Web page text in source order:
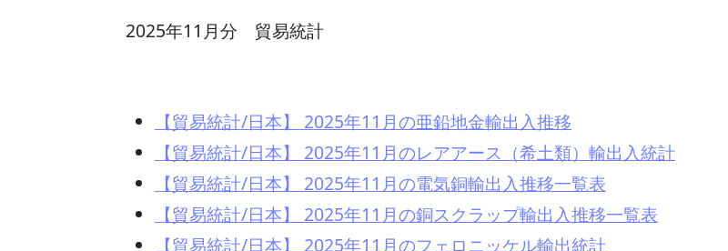
2025年11月分 貿易統計
【貿易統計/日本】 2025年11月の亜鉛地金輸出入推移
【貿易統計/日本】 2025年11月のレアアース（希土類）輸出入統計
【貿易統計/日本】 2025年11月の電気銅輸出入推移一覧表
【貿易統計/日本】 2025年11月の銅スクラップ輸出入推移一覧表
【貿易統計/日本】 2025年11月のフェロニッケル輸出統計